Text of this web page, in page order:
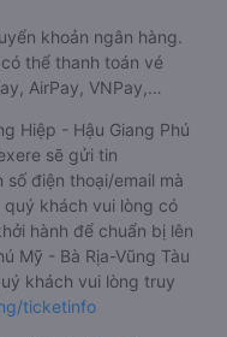
khoản ngân hàng.
thể thanh toán vé
AirPay, VNPay,…
Hiệp - Hậu Giang Phú
sẽ gửi tin
điện thoại/email mà
khách vui lòng có
hành để chuẩn bị lên
Mỹ - Bà Rịa-Vũng Tàu
khách vui lòng truy
ticketinfo